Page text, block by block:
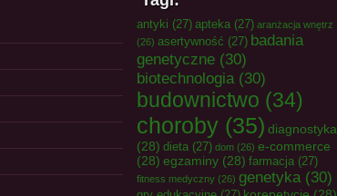
antyki (27) apteka (27) aranżacja wnętrz
(26) asertywność (27) badania
genetyczne (30)
biotechnologia(30)
budownictwo (34)
choroby (35) diagnostyka
(28) dieta (27) dom (26) e-commerce
(28) egzaminy (28) farmacja (27)
fitness medyczny (26) genetyka(30)